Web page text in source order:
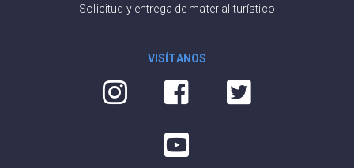
Solicitud y entrega de material turístico
VISÍTANOS